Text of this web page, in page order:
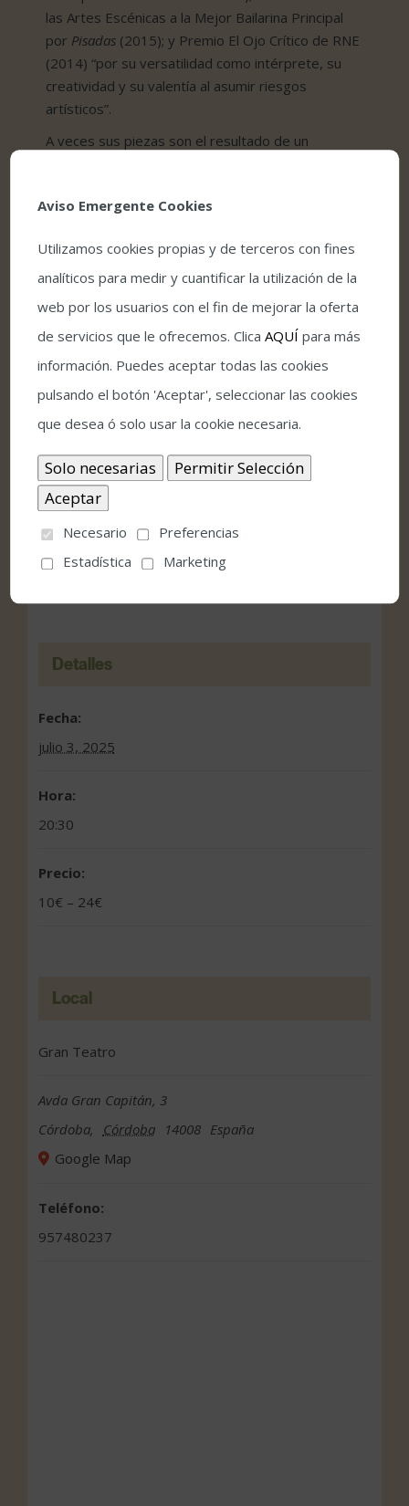
las Artes Escénicas a la Mejor Bailarina Principal
por Pisadas (2015); y Premio El Ojo Crítico de RNE
(2014) “por su versatilidad como intérprete, su
creatividad y su valentía al asumir riesgos
artísticos”.
A veces sus piezas son el resultado de un
Entre sus últimos espectáculos se encuentran
quiso ser flor o la flor que soñó con ser bailaora
(2017).
FacebookTwitterLinkedInPinterestCorreo
Comprar entradas
Detalles
Fecha:
julio 3, 2025
Hora:
20:30
Precio:
10€ – 24€
Local
Gran Teatro
Avda Gran Capitán, 3
Córdoba, Córdoba 14008 España
Google Map
Teléfono:
957480237
Aviso Emergente Cookies
Utilizamos cookies propias y de terceros con fines
analíticos para medir y cuantificar la utilización de la
web por los usuarios con el fin de mejorar la oferta
de servicios que le ofrecemos. ClicaAQUÍ para más
información. Puedes aceptar todas las cookies
pulsando el botón 'Aceptar', seleccionar las cookies
que desea ó solo usar la cookie necesaria.
Necesario
Preferencias
Estadística
Marketing